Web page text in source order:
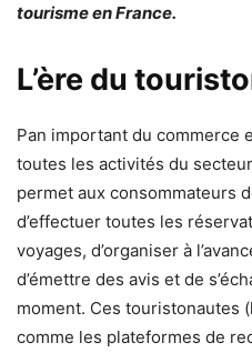
tourisme en France.
L’ère du
Pan important du commerce
toutes les activités du
permet aux consommateurs
d’effectuer toutes les
voyages, d’organiser à
d’émettre des avis et de
moment. Ces touristonautes
comme les plateformes de